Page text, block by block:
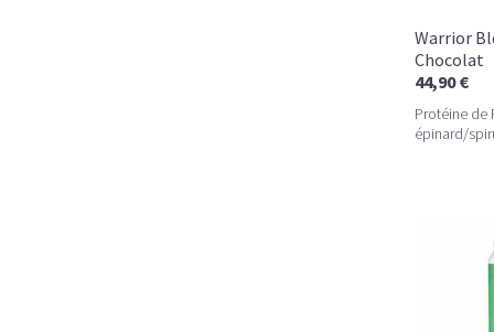
Warrior
Chocolat
44,90 €
Protéine de
épinard/